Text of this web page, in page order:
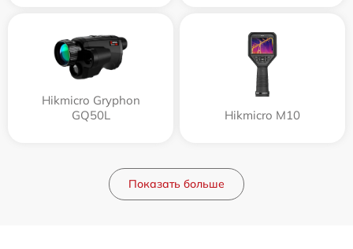
Hikmicro Gryphon
GQ50L
Hikmicro M10
Показать больше